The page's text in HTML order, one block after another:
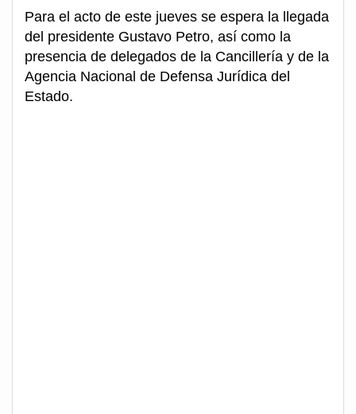
Para el acto de este jueves se espera la llegada
del presidente Gustavo Petro, así como la
presencia de delegados de la Cancillería y de la
Agencia Nacional de Defensa Jurídica del
Estado.